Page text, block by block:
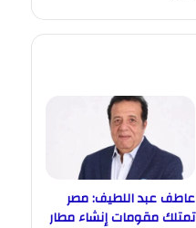
عاطف عبد اللطيف: مصر
تمتلك مقومات إنشاء مطار